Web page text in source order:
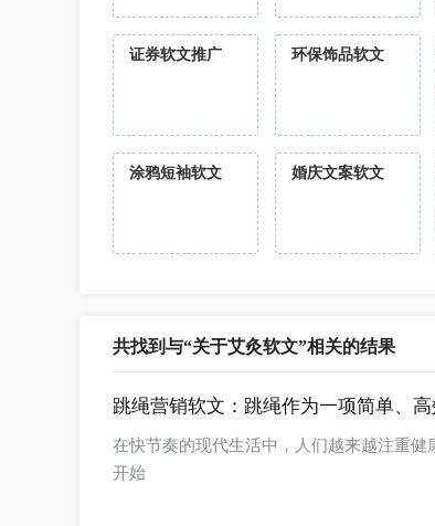
证券软文推广 环保饰品软文
涂鸦短袖软文 婚庆文案软文
共找到与“关于艾灸软文”相关的结果
跳绳营销软文：跳绳作为一项简单、
在快节奏的现代生活中，人们越来越注重
开始